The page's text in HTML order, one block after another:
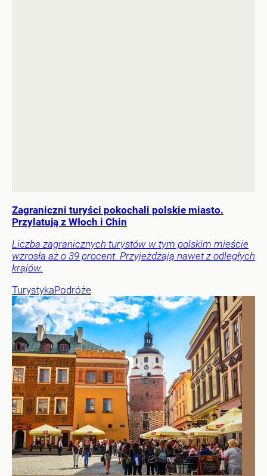
Zagraniczni turyści pokochali polskie miasto.
Przylatują z Włoch i Chin
Liczba zagranicznych turystów w tym polskim mieście
wzrosła aż o 39 procent. Przyjeżdżają nawet z odległych
krajów.
TurystykaPodróże